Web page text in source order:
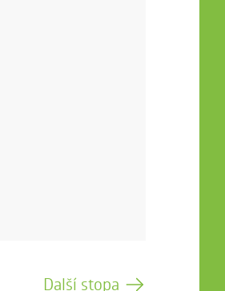
Další stopa